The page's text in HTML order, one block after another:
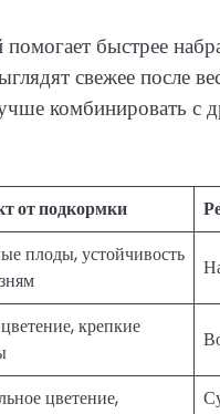
быстрее
свежее после
комбинировать
от подкормки
плоды, устойчивость
крепкие
цветение,